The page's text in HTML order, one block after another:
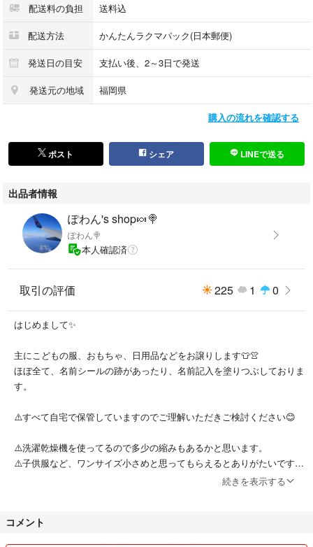
配送料の負担 送料込
配送方法 かんたんラクマパック(日本郵便)
発送日の目安 支払い後、2～3日で発送
発送元の地域 福岡県
購入の流れを確認する
ポスト シェア LINEで送る
出品者情報
ぽわん's shop🍬🍭
ぽわん🍭
本人確認済
取引の評価 225 1 0
はじめまして✨
主にこどもの服、おもちゃ、日用品などをお譲りします👕👚
ほぼ全て、名前シールの跡があったり、名前記入を塗りつぶしておりま
す。
⚠️すべて自宅で保管していますのでご理解いただきご検討ください😊
⚠️洗濯乾燥機を使ってるので多少の縮みもあるかと思います。
⚠️子供服など、ワンサイズ小さめと思ってもらえるとありがたいです。
⚠️洗濯1度して未着用のものから、何度も着用して色あせてるものやよ
と思います💦
続きを表示する
コメント